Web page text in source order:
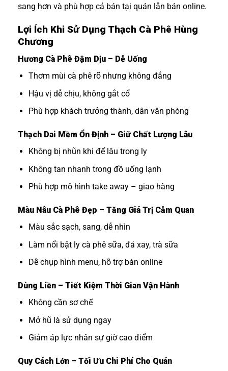
sang hơn và phù hợp cả bán tại quán lẫn bán online.
Lợi Ích Khi Sử Dụng Thạch Cà Phê Hùng
Chương
Hương Cà Phê Đậm Dịu – Dễ Uống
Thơm mùi cà phê rõ nhưng không đắng
Hậu vị dễ chịu, không gắt cổ
Phù hợp khách trưởng thành, dân văn phòng
Thạch Dai Mềm Ổn Định – Giữ Chất Lượng Lâu
Không bị nhũn khi để lâu trong ly
Không tan nhanh trong đồ uống lạnh
Phù hợp mô hình take away – giao hàng
Màu Nâu Cà Phê Đẹp – Tăng Giá Trị Cảm Quan
Màu sắc sạch, sang, dễ nhìn
Làm nổi bật ly cà phê sữa, đá xay, trà sữa
Dễ chụp hình menu, hỗ trợ bán online
Dùng Liền – Tiết Kiệm Thời Gian Vận Hành
Không cần sơ chế
Mở hũ là sử dụng ngay
Giảm áp lực nhân sự giờ cao điểm
Quy Cách Lớn – Tối Ưu Chi Phí Cho Quán